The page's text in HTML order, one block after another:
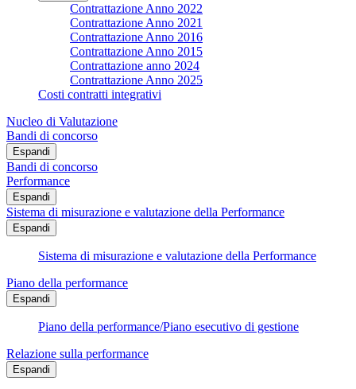
Contrattazione Anno 2022
Contrattazione Anno 2021
Contrattazione Anno 2016
Contrattazione Anno 2015
Contrattazione anno 2024
Contrattazione Anno 2025
Costi contratti integrativi
Nucleo di Valutazione
Bandi di concorso
Espandi
Bandi di concorso
Performance
Espandi
Sistema di misurazione e valutazione della Performance
Espandi
Sistema di misurazione e valutazione della Performance
Piano della performance
Espandi
Piano della performance/Piano esecutivo di gestione
Relazione sulla performance
Espandi